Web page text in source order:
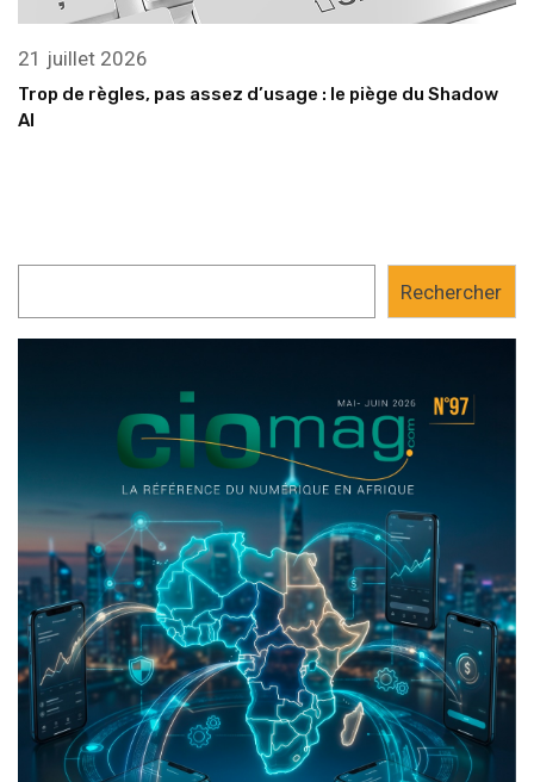
21 juillet 2026
Trop de règles, pas assez d’usage : le piège du Shadow
AI
Rechercher